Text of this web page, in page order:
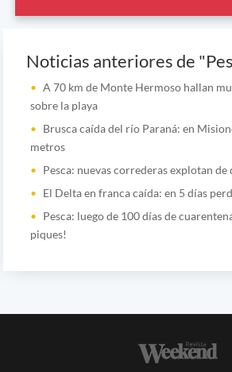
Noticias anteriores de
A 70 km de Monte Hermoso hallan
sobre la playa
Brusca caída del río Paraná: en
metros
Pesca: nuevas correderas explotan de
El Delta en franca caída: en 5 días
Pesca: luego de 100 días de
piques!